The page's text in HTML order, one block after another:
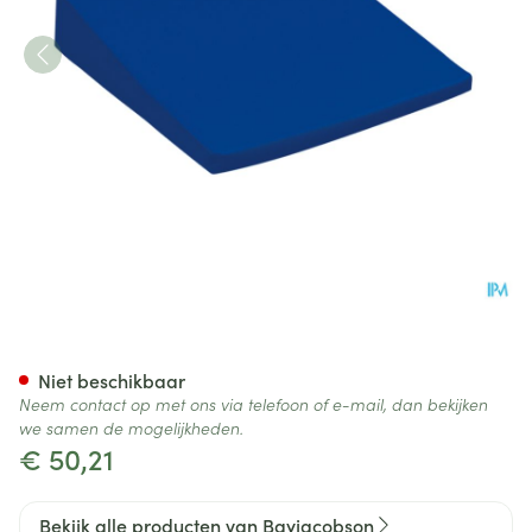
€ 50,21
Niet beschikbaar
Neem contact op met ons via telefoon of e-mail, dan bekijken
we samen de mogelijkheden.
Bekijk alle producten van Bayjacobson